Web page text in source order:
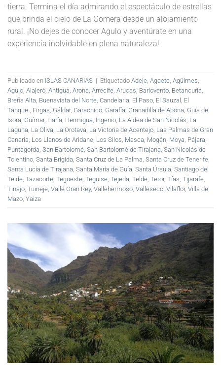
tierra. Termina el día admirando el espectáculo de estrellas
que brinda el cielo de La Gomera desde un alojamiento
rural. ¡No dejes de conocer Agulo y aventúrate en una
experiencia inolvidable en plena naturaleza!
Publicado en ISLAS CANARIAS | Etiquetado Adeje Agaete Agüimes
Agulo Alajeró Antigua Arona Arrecife Arucas Barlovento Betancuria
Breña Alta Buenavista del Norte Candelaria El Paso El Sauzal El
Tanque.
Firgas Gáldar, Garachico Garafía Granadilla de Abona Guía de
Isora Güímar, Haría Hermigua Ingenio La Aldea de San Nicolás La
Laguna La Oliva La Orotava La Victoria de Acentejo Las Palmas de Gran
Canaria Los Llanos de Aridane Los Silos Masca Mogán Moya Pájara
Puntagorda San Bartolomé San Bartolomé de Tirajana San Nicolás de
Tolentino Santa Brígida Santa Cruz de La Palma Santa Cruz de Tenerife
Santa Lucía de Tirajana Santa María de Guía Santa Úrsula Santiago del
Teide Tazacorte Tegueste Teguise Tejeda Telde Teror, Tías Tijarafe
Tinajo Tuineje Valle Gran Rey, Vallehermoso Valleseco Vilaflor, Villa de
Mazo Yaiza